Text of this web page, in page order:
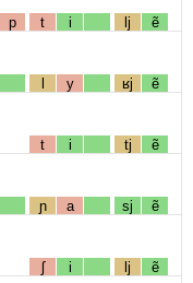
p t i lj ẽ
l y ʁj ẽ
t i tj ẽ
ɲ a sj ẽ
ʃ i lj ẽ